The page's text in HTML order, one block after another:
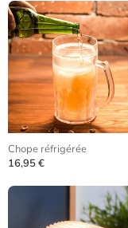
Chope réfrigérée
16,95 €